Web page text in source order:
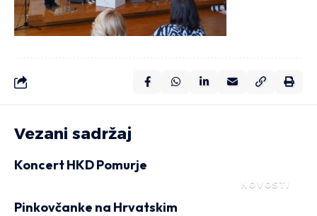
Vezani sadržaj
NOVOSTI
Koncert HKD Pomurje
Pinkovčanke na Hrvatskim